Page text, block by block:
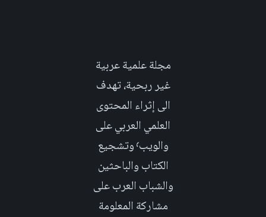
مجلة علمية عربية
غير ربحية، تهدف
الى إثراء المحتوى
العلمي العربي على
والويب٬ وتشجيع
الكتاب والباحثين
والشباب العرب على
مشاركة المعلومة